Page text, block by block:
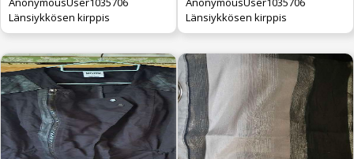
Länsiykkösen kirppis
Länsiykkösen kirppis